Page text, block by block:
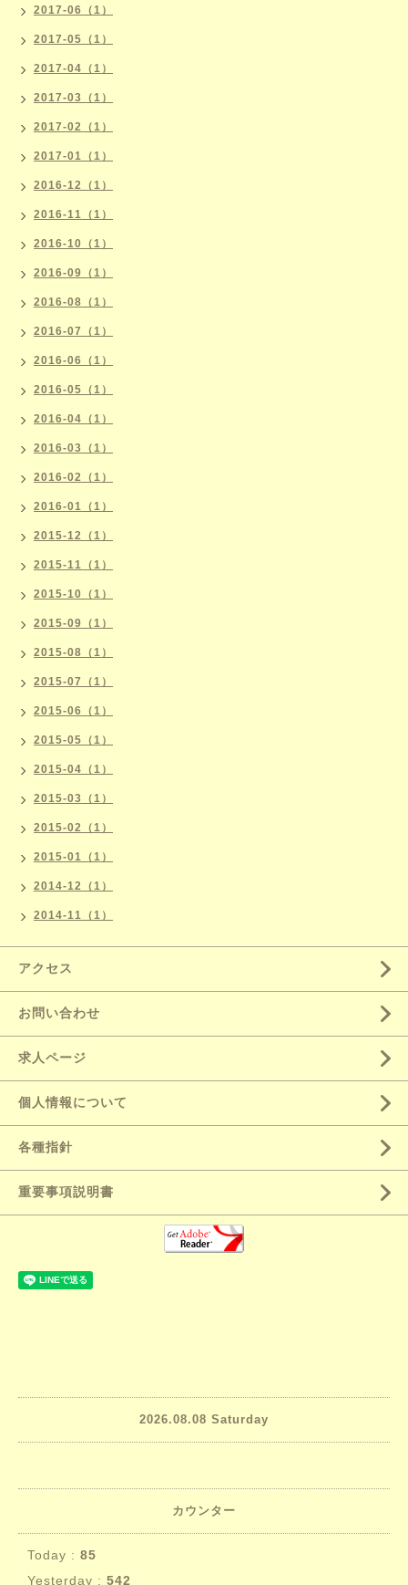
2017-06（1）
2017-05（1）
2017-04（1）
2017-03（1）
2017-02（1）
2017-01（1）
2016-12（1）
2016-11（1）
2016-10（1）
2016-09（1）
2016-08（1）
2016-07（1）
2016-06（1）
2016-05（1）
2016-04（1）
2016-03（1）
2016-02（1）
2016-01（1）
2015-12（1）
2015-11（1）
2015-10（1）
2015-09（1）
2015-08（1）
2015-07（1）
2015-06（1）
2015-05（1）
2015-04（1）
2015-03（1）
2015-02（1）
2015-01（1）
2014-12（1）
2014-11（1）
アクセス
お問い合わせ
求人ページ
個人情報について
各種指針
重要事項説明書
2026.08.08 Saturday
カウンター
Today : 85
Yesterday : 542